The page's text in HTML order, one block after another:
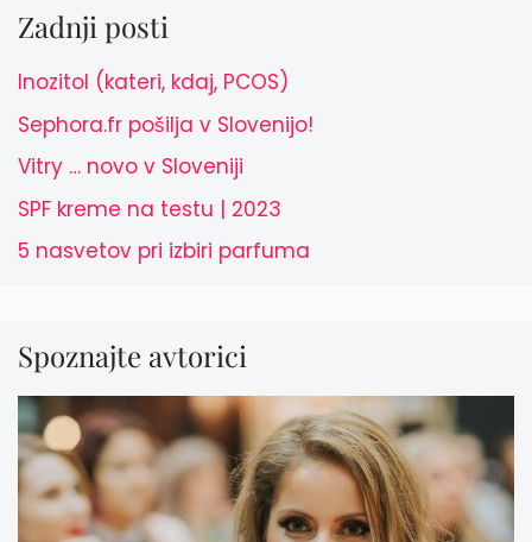
Zadnji posti
Inozitol (kateri, kdaj, PCOS)
Sephora.fr pošilja v Slovenijo!
Vitry … novo v Sloveniji
SPF kreme na testu | 2023
5 nasvetov pri izbiri parfuma
Spoznajte avtorici